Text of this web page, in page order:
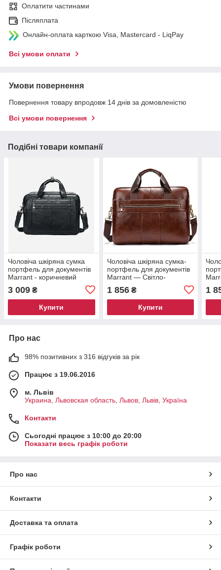
Оплатити частинами
Післяплата
Онлайн-оплата карткою Visa, Mastercard - LiqPay
Всі умови оплати
Умови повернення
Повернення товару впродовж 14 днів за домовленістю
Всі умови повернення
Подібні товари компанії
Чоловіча шкіряна сумка
портфель для документів
Marrant - коричневий
3 009 ₴
Купити
Чоловіча шкіряна сумка-
портфель для документів
Marrant — Світло-
1 856₴
Купити
1
Про нас
98% позитивних з 316 відгуків за рік
Працює з 19.06.2016
м. Львів
Украина, Львовская область, Львов, Львів, Україна
Контакти
Сьогодні працює з 10:00 до 20:00
Показати весь графік роботи
Про нас
Контакти
Доставка та оплата
Графік роботи